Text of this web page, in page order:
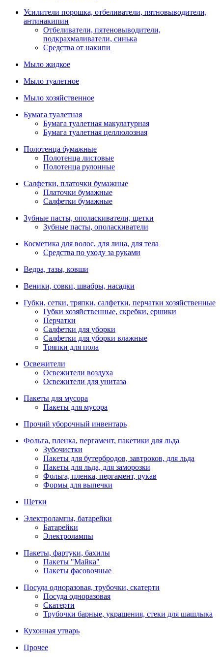
Усилители порошка, отбеливатели, пятновыводители,
антинакипин
Отбеливатели, пятеновыводители,
подкрахмаливатели, синька
Средства от накипи
Мыло жидкое
Мыло туалетное
Мыло хозяйственное
Бумага туалетная
Бумага туалетная макулатурная
Бумага туалетная целлюлозная
Полотенца бумажные
Полотенца листовые
Полотенца рулонные
Салфетки, платочки бумажные
Платочки бумажные
Салфетки бумажные
Зубные пасты, ополаскиватели, щетки
Зубные пасты, ополаскиватели
Косметика для волос, для лица, для тела
Средства по уходу за руками
Ведра, тазы, ковши
Веники, совки, швабры, насадки
Губки, сетки, тряпки, салфетки, перчатки хозяйственные
Губки хозяйственные, скребки, ершики
Перчатки
Салфетки для уборки
Салфетки для уборки влажные
Тряпки для пола
Освежители
Освежители воздуха
Освежители для унитаза
Пакеты для мусора
Пакеты для мусора
Прочий уборочный инвентарь
Фольга, пленка, пергамент, пакетики для льда
Зубочистки
Пакеты для бутербродов, завтроков, для льда
Пакеты для льда, для заморозки
Фольга, пленка, пергамент, рукав
Формы для выпечки
Щетки
Электролампы, батарейки
Батарейки
Электролампы
Пакеты, фартуки, бахилы
Пакеты "Майка"
Пакеты фасовочные
Посуда одноразовая, трубочки, скатерти
Посуда одноразовая
Скатерти
Трубочки барные, украшения, стеки для шашлыка
Кухонная утварь
Прочее